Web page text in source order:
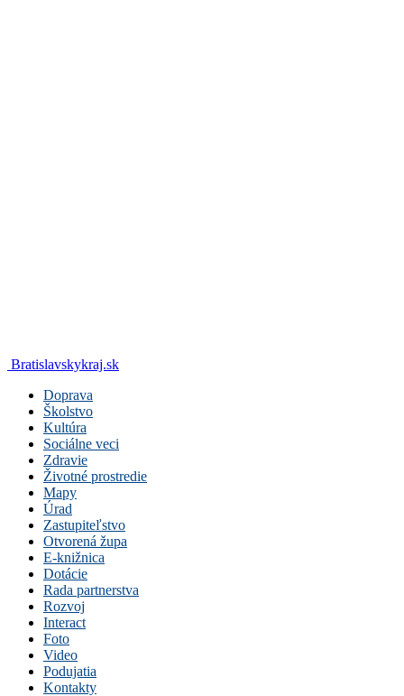
Bratislavskykraj.sk
Doprava
Školstvo
Kultúra
Sociálne veci
Zdravie
Životné prostredie
Mapy
Úrad
Zastupiteľstvo
Otvorená župa
E-knižnica
Dotácie
Rada partnerstva
Rozvoj
Interact
Foto
Video
Podujatia
Kontakty